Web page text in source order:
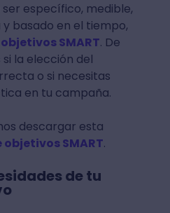
específico, medible,
basado en el tiempo,
objetivos SMART. De
la elección del
o si necesitas
en tu campaña.
descargar esta
SMART.
de tu